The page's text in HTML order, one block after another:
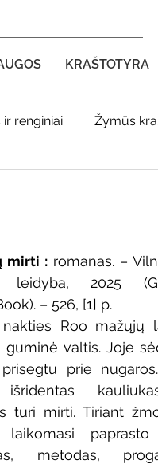
KRAŠTOTYRA
renginiai Žymūs
Naujos knygos
bibliotekų renginiai
datos Mobilioji
mirti : romanas. –
leidyba, 2025
– 526, [1] p.
Roo mažųjų
guminė valtis. Joje
prie
turi mirti. Tiriant
laikomasi paprasto
metodas,